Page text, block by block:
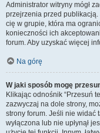
Administrator witryny mógł
przejrzenia przed publikacją.
cię w grupie, która ma
konieczności ich
forum. Aby uzyskać więcej
Na górę
W jaki sposób mogę
Klikając odnośnik “Przesuń
zazwyczaj na dole strony,
strony forum. Jeśli nie widać
wyłączona lub nie upłynął